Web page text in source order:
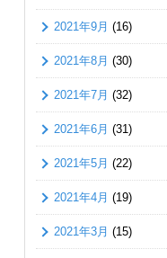
2021年9月 (16)
2021年8月 (30)
2021年7月 (32)
2021年6月 (31)
2021年5月 (22)
2021年4月 (19)
2021年3月 (15)